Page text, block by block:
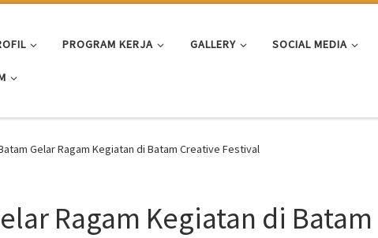
PROGRAM KERJA GALLERY SOCIAL MEDIA
Gelar Ragam Kegiatan di Batam Creative Festival
Ragam Kegiatan di